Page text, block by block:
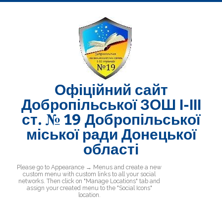
Skip
Офіційний сайт
Добропільської ЗОШ І-ІІІ
ст. № 19 Добропільської
міської ради Донецької
області
Добропільська ЗОШ № 19
Please go to Appearance → Menus and create a new
custom menu with custom links to all your social
networks. Then click on "Manage Locations" tab and
assign your created menu to the "Social Icons"
location.